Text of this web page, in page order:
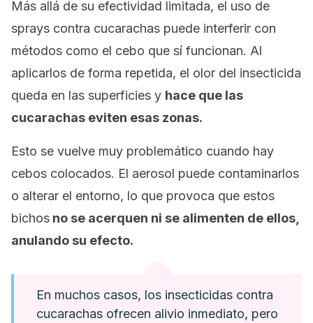
Más allá de su efectividad limitada, el uso de
sprays contra cucarachas puede interferir con
métodos como el cebo que sí funcionan. Al
aplicarlos de forma repetida, el olor del insecticida
queda en las superficies y hace que las
cucarachas eviten esas zonas.
Esto se vuelve muy problemático cuando hay
cebos colocados. El aerosol puede contaminarlos
o alterar el entorno, lo que provoca que estos
bichos no se acerquen ni se alimenten de ellos,
anulando su efecto.
En muchos casos, los insecticidas contra
cucarachas ofrecen alivio inmediato, pero